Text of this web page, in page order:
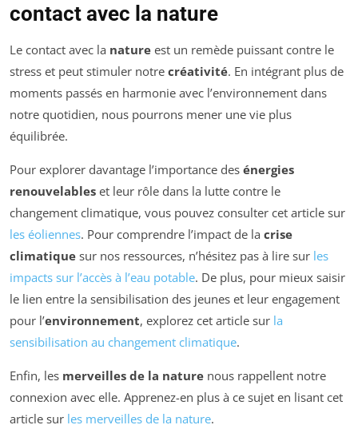
contact avec la nature
Le contact avec la nature est un remède puissant contre le
stress et peut stimuler notre créativité. En intégrant plus de
moments passés en harmonie avec l’environnement dans
notre quotidien, nous pourrons mener une vie plus
équilibrée.
Pour explorer davantage l’importance des énergies
renouvelables et leur rôle dans la lutte contre le
changement climatique, vous pouvez consulter cet article sur
les éoliennes. Pour comprendre l’impact de la crise
climatique sur nos ressources, n’hésitez pas à lire sur les
impacts sur l’accès à l’eau potable. De plus, pour mieux saisir
le lien entre la sensibilisation des jeunes et leur engagement
pour l’environnement, explorez cet article sur la
sensibilisation au changement climatique.
Enfin, les merveilles de la nature nous rappellent notre
connexion avec elle. Apprenez-en plus à ce sujet en lisant cet
article sur les merveilles de la nature.